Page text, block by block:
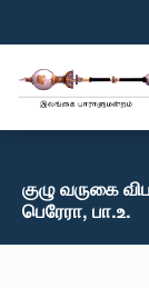
குழு வருகை
பெரேரா, பா.உ.